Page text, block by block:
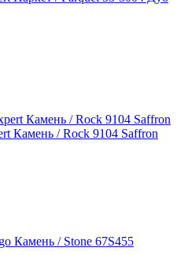
Камень / Rock 9104 Saffron